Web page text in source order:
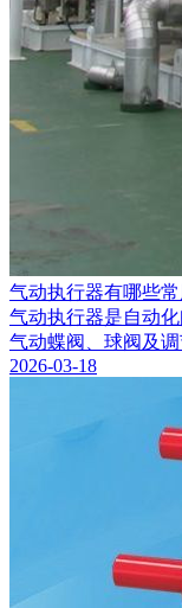
气动执行器有哪些常
气动执行器是自动
气动蝶阀、球阀及调
2026-03-18